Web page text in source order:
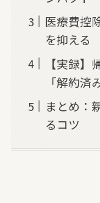
医療費控
を抑える
【実録
「解約済
まとめ：
るコツ